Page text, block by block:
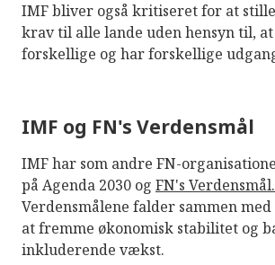
IMF bliver også kritiseret for at
krav til alle lande uden hensyn til,
forskellige og har forskellige
IMF og FN's Verdensmål
IMF har som andre FN-
på Agenda 2030 og FN's Verdensmål.
Verdensmålene falder sammen
at fremme økonomisk stabilitet og
inkluderende vækst.